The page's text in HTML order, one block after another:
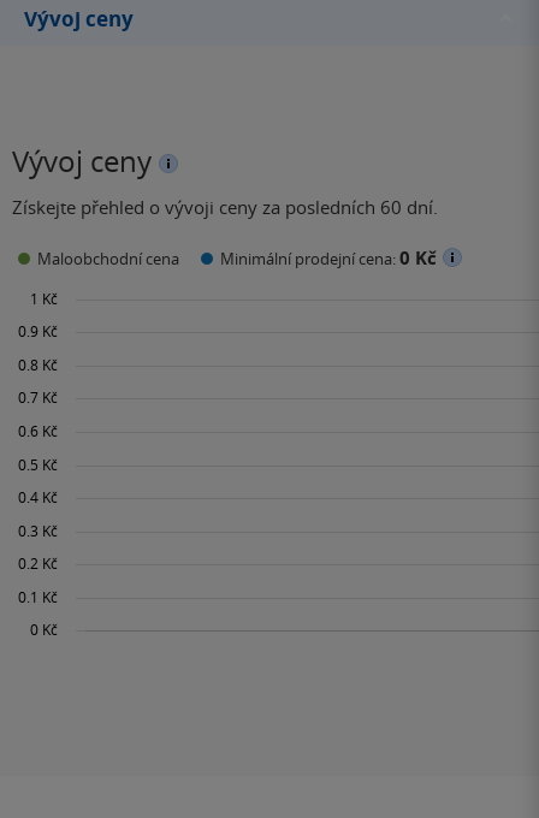
Vývoj ceny
Vývoj ceny
Získejte přehled o vývoji ceny za posledních 60 dní.
Maloobchodní cena Minimální prodejní cena:0 Kč